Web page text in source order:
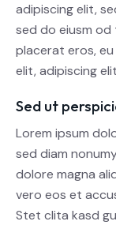
adipiscing elit,
sed do eiusm
placerat eros,
elit, adipiscing
Sed ut
Lorem ipsum
sed diam
dolore magna
vero eos et
Stet clita kasd